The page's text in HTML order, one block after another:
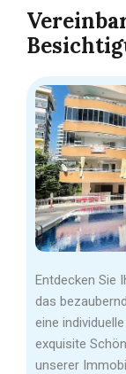
Entdecken Sie
das
eine
exquisite
unserer